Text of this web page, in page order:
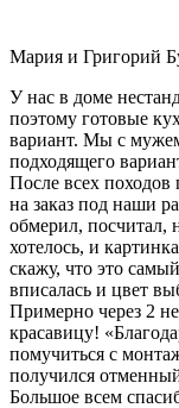
Мария и Григорий
У нас в доме
поэтому готовые
вариант. Мы с
подходящего
После всех
на заказ под наши
обмерил, посчитал,
хотелось, и
скажу, что это
вписалась и цвет
Примерно через 2
красавицу!
помучиться с
получился
Большое всем